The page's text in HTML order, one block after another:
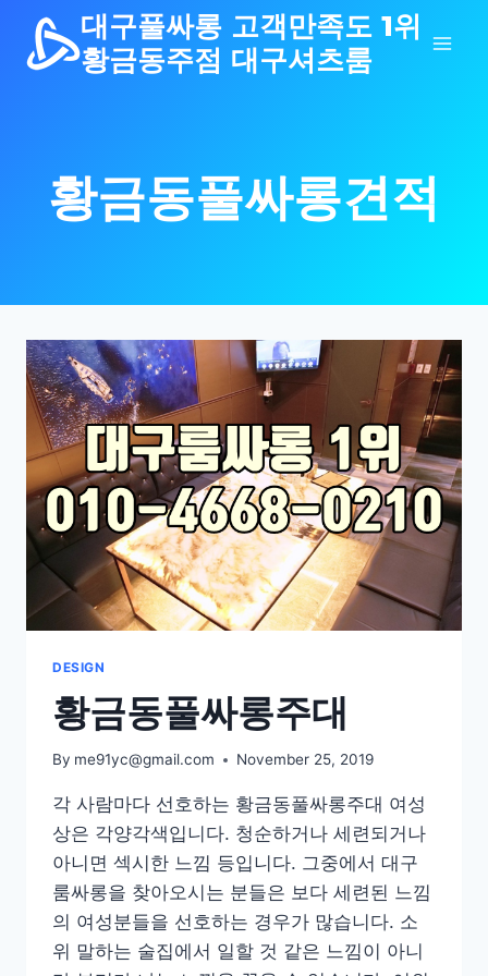
content
대구풀싸롱 고객만족도 1위
황금동주점 대구셔츠룸
황금동풀싸롱견적
DESIGN
황금동풀싸롱주대
By me91yc@gmail.com November 25, 2019
각 사람마다 선호하는 황금동풀싸롱주대 여성
상은 각양각색입니다. 청순하거나 세련되거나
아니면 섹시한 느낌 등입니다. 그중에서 대구
룸싸롱을 찾아오시는 분들은 보다 세련된 느낌
의 여성분들을 선호하는 경우가 많습니다. 소
위 말하는 술집에서 일할 것 같은 느낌이 아니